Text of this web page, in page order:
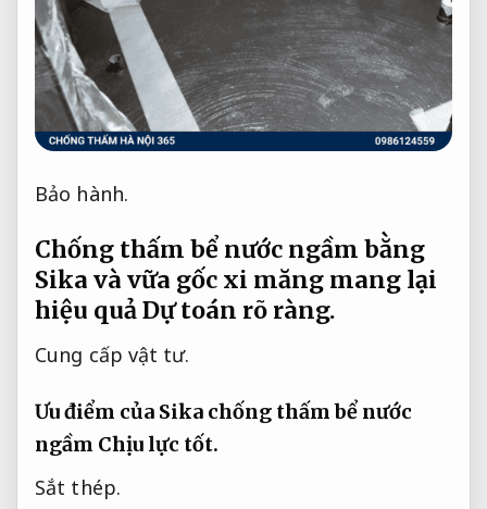
Bảo hành.
Chống thấm bể nước ngầm bằng
Sika và vữa gốc xi măng mang lại
hiệu quảDự toán rõ ràng.
Cung cấp vật tư.
Ưu điểm của Sika chống thấm bể nước
ngầm Chịu lực tốt.
Sắt thép.